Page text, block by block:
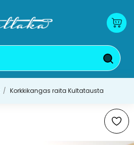
Korkkikangas raita Kultatausta